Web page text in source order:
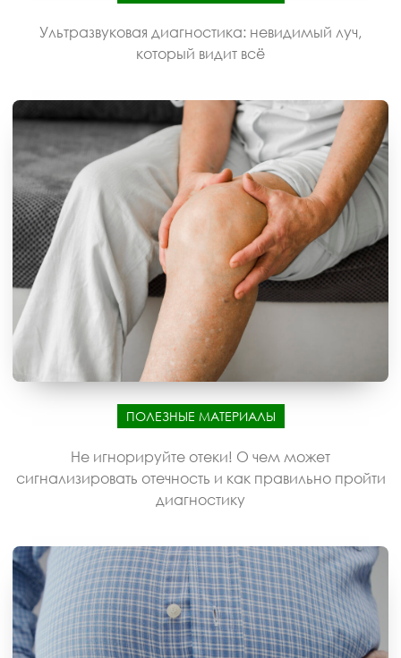
Ультразвуковая диагностика: невидимый луч,
который видит всё
ПОЛЕЗНЫЕ МАТЕРИАЛЫ
Не игнорируйте отеки! О чем может
сигнализировать отечность и как правильно пройти
диагностику